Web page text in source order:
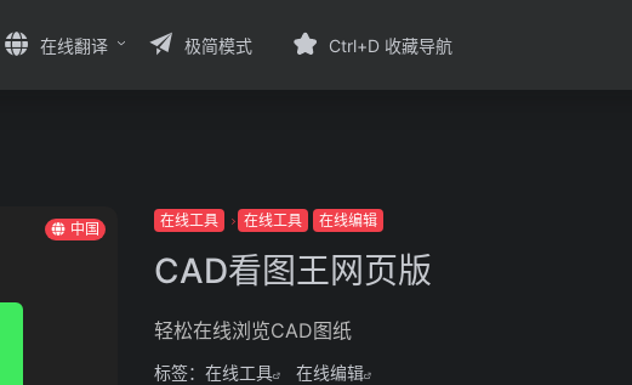
在线翻译 极简模式 Ctrl+D 收藏导航
中国 在线工具 在线工具 在线编辑
CAD看图王网页版
轻松在线浏览CAD图纸
标签： 在线工具 在线编辑